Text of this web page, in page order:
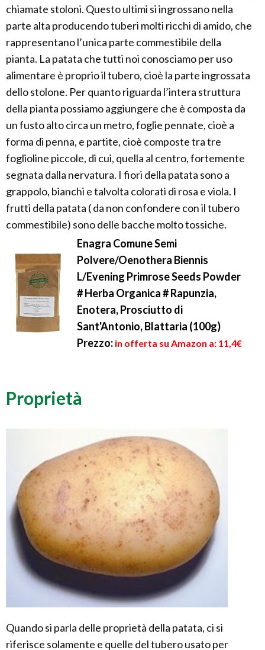
chiamate stoloni. Questo ultimi si ingrossano nella
parte alta producendo tuberi molti ricchi di amido, che
rappresentano l’unica parte commestibile della
pianta. La patata che tutti noi conosciamo per uso
alimentare è proprio il tubero, cioè la parte ingrossata
dello stolone. Per quanto riguarda l’intera struttura
della pianta possiamo aggiungere che è composta da
un fusto alto circa un metro, foglie pennate, cioè a
forma di penna, e partite, cioè composte tra tre
foglioline piccole, di cui, quella al centro, fortemente
segnata dalla nervatura. I fiori della patata sono a
grappolo, bianchi e talvolta colorati di rosa e viola. I
frutti della patata ( da non confondere con il tubero
commestibile) sono delle bacche molto tossiche.
Enagra Comune Semi
Polvere/Oenothera Biennis
L/Evening Primrose Seeds Powder
# Herba Organica # Rapunzia,
Enotera, Prosciutto di
Sant'Antonio, Blattaria (100g)
Prezzo: in offerta su Amazon a: 11,4€
Proprietà
Quando si parla delle proprietà della patata, ci si
riferisce solamente e quelle del tubero usato per